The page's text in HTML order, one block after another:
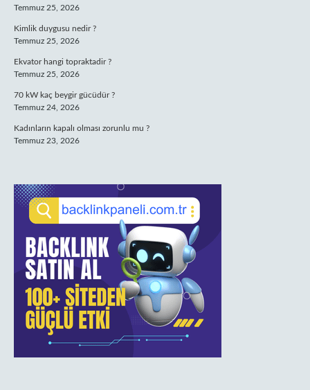
Temmuz 25, 2026
Kimlik duygusu nedir ?
Temmuz 25, 2026
Ekvator hangi topraktadir ?
Temmuz 25, 2026
70 kW kaç beygir gücüdür ?
Temmuz 24, 2026
Kadınların kapalı olması zorunlu mu ?
Temmuz 23, 2026